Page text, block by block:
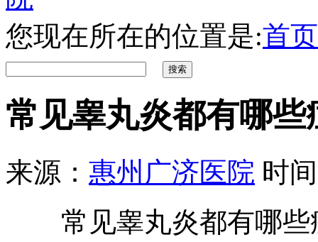
您现在所在的位置是:首页
常见睾丸炎都有哪些
来源： 惠州广济医院 时
常见睾丸炎都有哪些